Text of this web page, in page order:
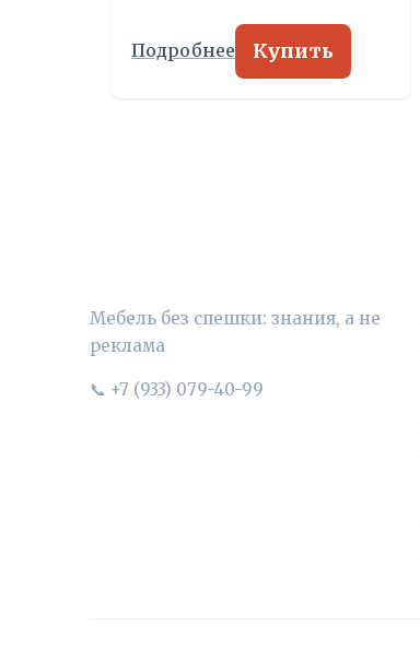
Подробнее Купить
Мебель без спешки: знания, а не
реклама
📞 +7 (933) 079-40-99